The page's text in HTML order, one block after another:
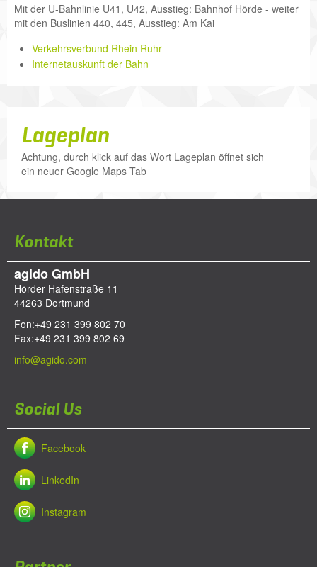
Mit der U-Bahnlinie U41, U42, Ausstieg: Bahnhof Hörde - weiter
mit den Buslinien 440, 445, Ausstieg: Am Kai
Verkehrsverbund Rhein Ruhr
Internetauskunft der Bahn
Lageplan
Achtung, durch klick auf das Wort Lageplan öffnet sich
ein neuer Google Maps Tab
Kontakt
agido GmbH
Hörder Hafenstraße 11
44263 Dortmund
Fon:+49 231 399 802 70
Fax:+49 231 399 802 69
info@agido.com
Social Us
Facebook
LinkedIn
Instagram